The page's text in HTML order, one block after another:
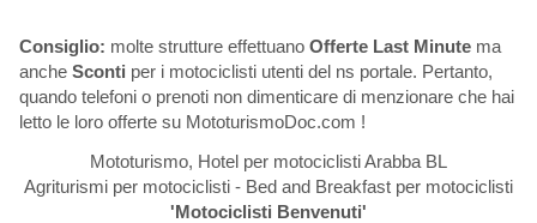
Consiglio: molte strutture effettuano Offerte Last Minutema
anche Sconti per i motociclisti utenti del ns portale. Pertanto,
quando telefoni o prenoti non dimenticare di menzionare che hai
letto le loro offerte su MototurismoDoc.com !
Mototurismo, Hotel per motociclisti Arabba BL
Agriturismi per motociclisti - Bed and Breakfast per motociclisti
'Motociclisti Benvenuti'